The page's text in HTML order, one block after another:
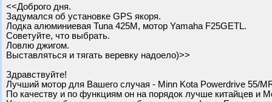
<<Доброго дня.
Задумался об установке GPS якоря.
Лодка алюминиевая Tuna 425M, мотор Yamaha F25GETL.
Советуйте, что выбрать.
Ловлю джигом.
Выставляться и тягать веревку надоело)>>
Здравствуйте!
Лучший мотор для Вашего случая - Minn Kota Powerdrive 55/
По качеству и по функциям он на порядок лучше китайцев и